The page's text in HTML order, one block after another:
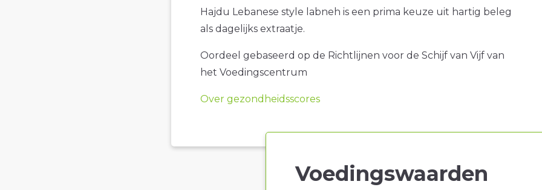
Hajdu Lebanese style labneh is een prima keuze uit hartig beleg
als dagelijks extraatje.
Oordeel gebaseerd op de Richtlijnen voor de Schijf van Vijf van
het Voedingscentrum
Over gezondheidsscores
Voedingswaarden